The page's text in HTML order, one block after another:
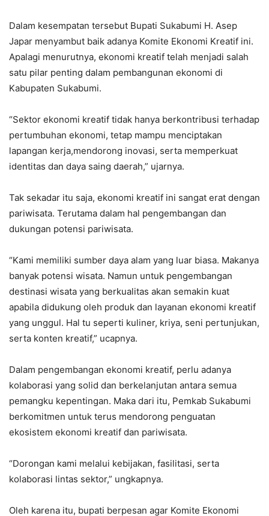
Dalam kesempatan tersebut Bupati Sukabumi H. Asep
Japar menyambut baik adanya Komite Ekonomi Kreatif ini.
Apalagi menurutnya, ekonomi kreatif telah menjadi salah
satu pilar penting dalam pembangunan ekonomi di
Kabupaten Sukabumi.
“Sektor ekonomi kreatif tidak hanya berkontribusi terhadap
pertumbuhan ekonomi, tetap mampu menciptakan
lapangan kerja,mendorong inovasi, serta memperkuat
identitas dan daya saing daerah,” ujarnya.
Tak sekadar itu saja, ekonomi kreatif ini sangat erat dengan
pariwisata. Terutama dalam hal pengembangan dan
dukungan potensi pariwisata.
“Kami memiliki sumber daya alam yang luar biasa. Makanya
banyak potensi wisata. Namun untuk pengembangan
destinasi wisata yang berkualitas akan semakin kuat
apabila didukung oleh produk dan layanan ekonomi kreatif
yang unggul. Hal tu seperti kuliner, kriya, seni pertunjukan,
serta konten kreatif,” ucapnya.
Dalam pengembangan ekonomi kreatif, perlu adanya
kolaborasi yang solid dan berkelanjutan antara semua
pemangku kepentingan. Maka dari itu, Pemkab Sukabumi
berkomitmen untuk terus mendorong penguatan
ekosistem ekonomi kreatif dan pariwisata.
“Dorongan kami melalui kebijakan, fasilitasi, serta
kolaborasi lintas sektor,” ungkapnya.
Oleh karena itu, bupati berpesan agar Komite Ekonomi